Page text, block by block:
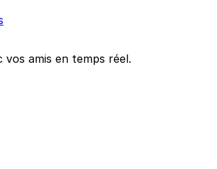
amis en temps réel.